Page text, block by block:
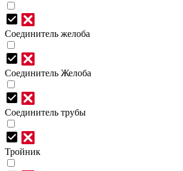
Соединитель желоба
Соединитель Желоба
Соединитель трубы
Тройник